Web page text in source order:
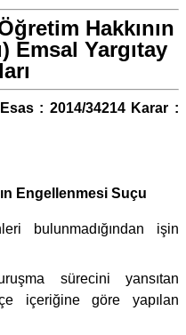
Hakkının
Emsal Yargıtay
: 2014/34214 Karar :
Engellenmesi Suçu
bulunmadığından işin
sürecini yansıtan
içeriğine göre yapılan